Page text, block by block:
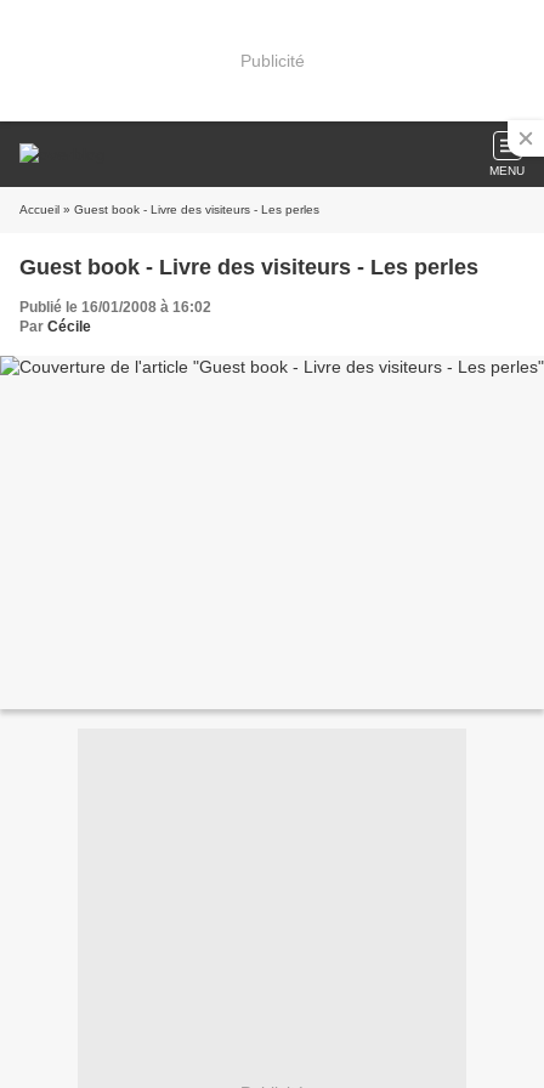
Publicité
MENU
Accueil » Guest book - Livre des visiteurs - Les perles
Guest book - Livre des visiteurs - Les perles
Publié le 16/01/2008 à 16:02
Par Cécile